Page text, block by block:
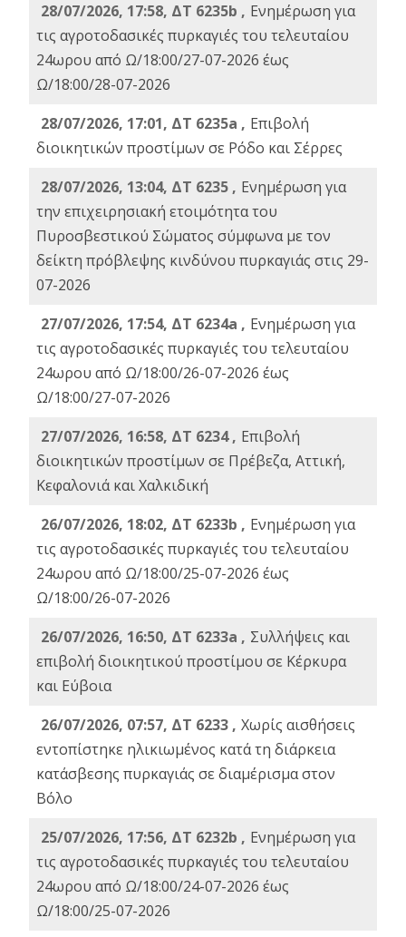
28/07/2026, 17:58, ΔΤ 6235b , Ενημέρωση για
τις αγροτοδασικές πυρκαγιές του τελευταίου
24ωρου από Ω/18:00/27-07-2026 έως
Ω/18:00/28-07-2026
28/07/2026, 17:01, ΔΤ 6235a , Eπιβολή
διοικητικών προστίμων σε Ρόδο και Σέρρες
28/07/2026, 13:04, ΔΤ 6235 , Ενημέρωση για
την επιχειρησιακή ετοιμότητα του
Πυροσβεστικού Σώματος σύμφωνα με τον
δείκτη πρόβλεψης κινδύνου πυρκαγιάς στις 29-
07-2026
27/07/2026, 17:54, ΔΤ 6234a , Ενημέρωση για
τις αγροτοδασικές πυρκαγιές του τελευταίου
24ωρου από Ω/18:00/26-07-2026 έως
Ω/18:00/27-07-2026
27/07/2026, 16:58, ΔΤ 6234 , Eπιβολή
διοικητικών προστίμων σε Πρέβεζα, Αττική,
Κεφαλονιά και Χαλκιδική
26/07/2026, 18:02, ΔΤ 6233b , Ενημέρωση για
τις αγροτοδασικές πυρκαγιές του τελευταίου
24ωρου από Ω/18:00/25-07-2026 έως
Ω/18:00/26-07-2026
26/07/2026, 16:50, ΔΤ 6233a , Συλλήψεις και
επιβολή διοικητικού προστίμου σε Κέρκυρα
και Εύβοια
26/07/2026, 07:57, ΔΤ 6233 , Χωρίς αισθήσεις
εντοπίστηκε ηλικιωμένος κατά τη διάρκεια
κατάσβεσης πυρκαγιάς σε διαμέρισμα στον
Βόλο
25/07/2026, 17:56, ΔΤ 6232b , Ενημέρωση για
τις αγροτοδασικές πυρκαγιές του τελευταίου
24ωρου από Ω/18:00/24-07-2026 έως
Ω/18:00/25-07-2026